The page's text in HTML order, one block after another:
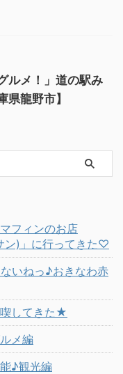
ルメ！」道の駅み
県龍野市】
フィンのお店
ン)」に行ってきた♡
いねっ♪おきなわ赤
してきた★
メ編
♪観光編